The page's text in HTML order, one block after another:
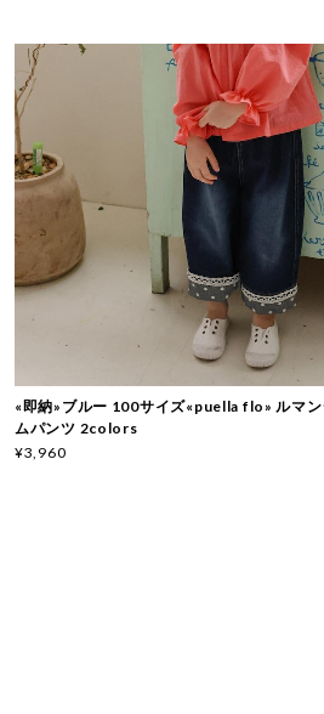
«即納»ブルー 100サイズ«puella flo» ルマン
ムパンツ 2colors
¥3,960